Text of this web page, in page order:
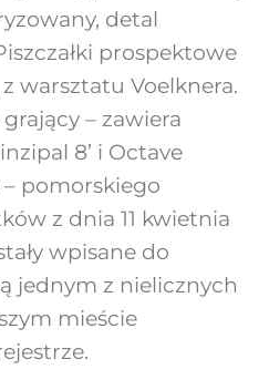
detal
prospektowe
warsztatu Voelknera.
– zawiera
8’ i Octave
– pomorskiego
z dnia 11 kwietnia
wpisane do
jednym z nielicznych
mieście